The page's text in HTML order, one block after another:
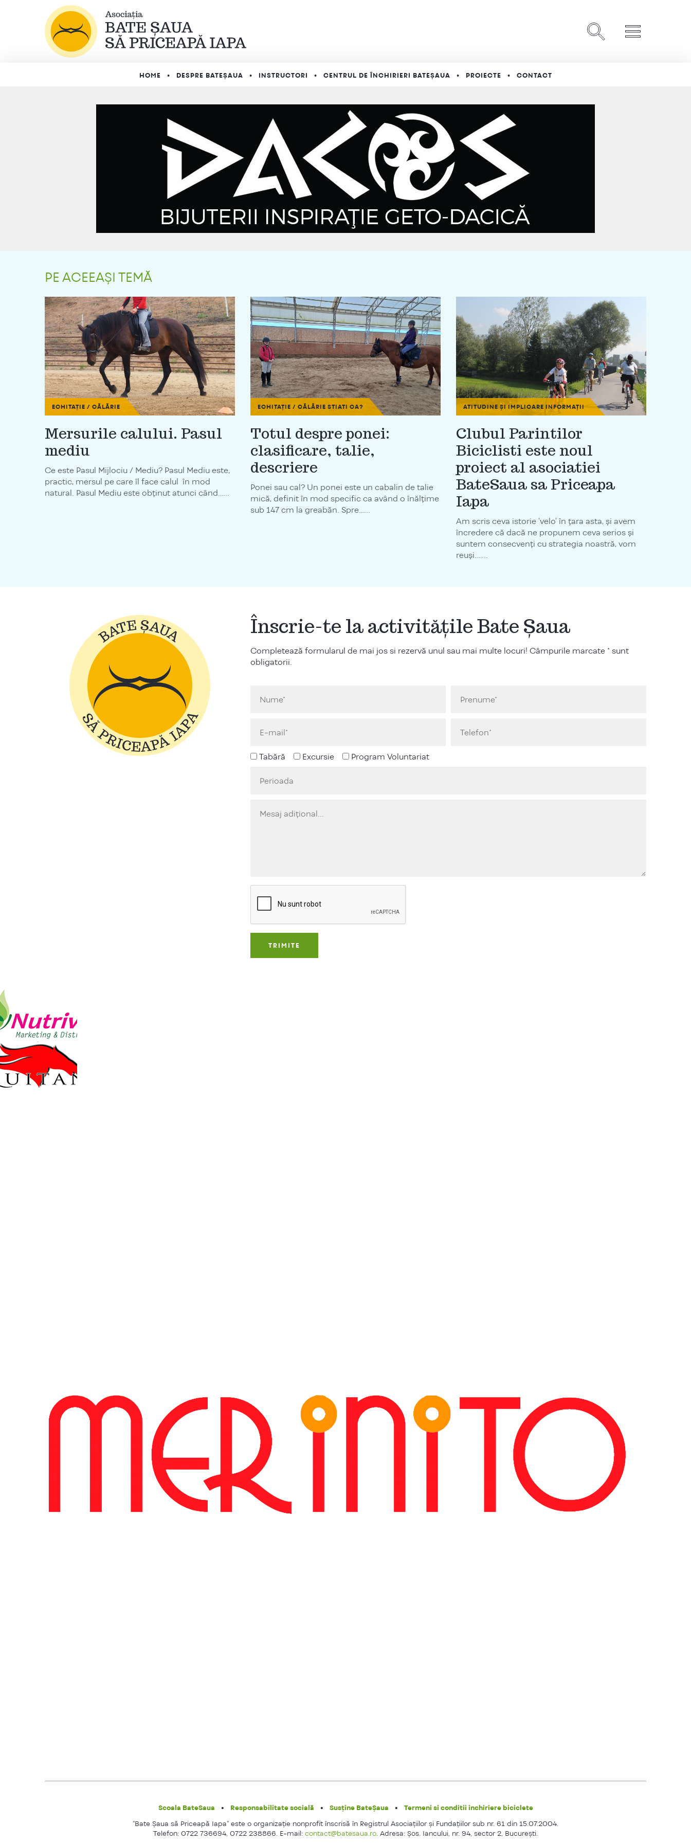
HOME DESPRE BATEȘAUA INSTRUCTORI CENTRUL DE ÎNCHIRIERI BATEȘAUA PROIECTE CONTACT
PE ACEEAȘI TEMĂ
ECHITAȚIE / CĂLĂRIE
Mersurile calului. Pasul
mediu
Ce este Pasul Mijlociu / Mediu? Pasul Mediu este,
practic, mersul pe care îl face calul în mod
natural. Pasul Mediu este obținut atunci când…...
ECHITAȚIE / CĂLĂRIE STIATI CA?
Totul despre ponei:
clasificare, talie,
descriere
Ponei sau cal? Un ponei este un cabalin de talie
mică, definit în mod specific ca având o înălțime
sub 147 cm la greabăn. Spre…...
ATITUDINE ȘI IMPLICARE INFORMAȚII
Clubul Parintilor
Biciclisti este noul
proiect al asociatiei
BateSaua sa Priceapa
Iapa
Am scris ceva istorie 'velo' în țara asta, și avem
încredere că dacă ne propunem ceva serios și
suntem consecvenți cu strategia noastră, vom
reuși.…...
Înscrie-te la activitățile Bate Șaua
Completează formularul de mai jos si rezervă unul sau mai multe locuri! Câmpurile marcate * sunt
obligatorii.
Tabără Excursie Program Voluntariat
Scoala BateSaua Responsabilitate socială Susține BateȘaua
Termeni si conditii inchiriere biciclete
"Bate Şaua să Priceapă Iapa" este o organizaţie nonprofit înscrisă în Registrul Asociaţiilor şi Fundaţiilor sub nr. 61 din 15.07.2004.
Telefon: 0722 736694, 0722 238866. E-mail: contact@batesaua.ro. Adresa: Şos. Iancului, nr. 94, sector 2, Bucureşti.